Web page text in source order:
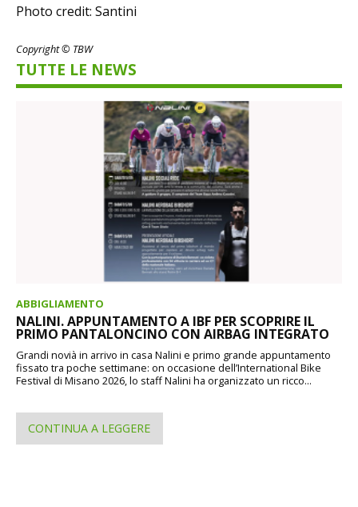
Photo credit: Santini
Copyright © TBW
TUTTE LE NEWS
ABBIGLIAMENTO
NALINI. APPUNTAMENTO A IBF PER SCOPRIRE IL
PRIMO PANTALONCINO CON AIRBAG INTEGRATO
Grandi novià in arrivo in casa Nalini e primo grande appuntamento
fissato tra poche settimane: on occasione dell’International Bike
Festival di Misano 2026, lo staff Nalini ha organizzato un ricco...
CONTINUA A LEGGERE